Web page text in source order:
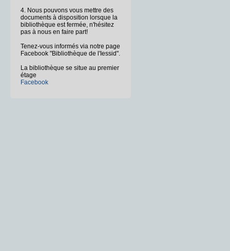
4. Nous pouvons vous mettre des
documents à disposition lorsque la
bibliothèque est fermée, n'hésitez
pas à nous en faire part!
Tenez-vous informés via notre page
Facebook "Bibliothèque de l'Iessid".
La bibliothèque se situe au premier
étage
Facebook